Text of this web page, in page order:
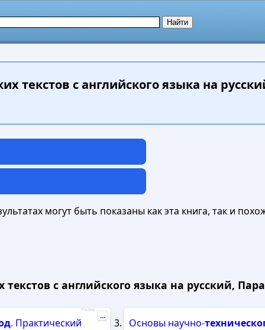
текстов с английского языка на
могут быть показаны как эта книга, так и
с английского языка на русский,
. Практический
Реклама
...
Основы научно-